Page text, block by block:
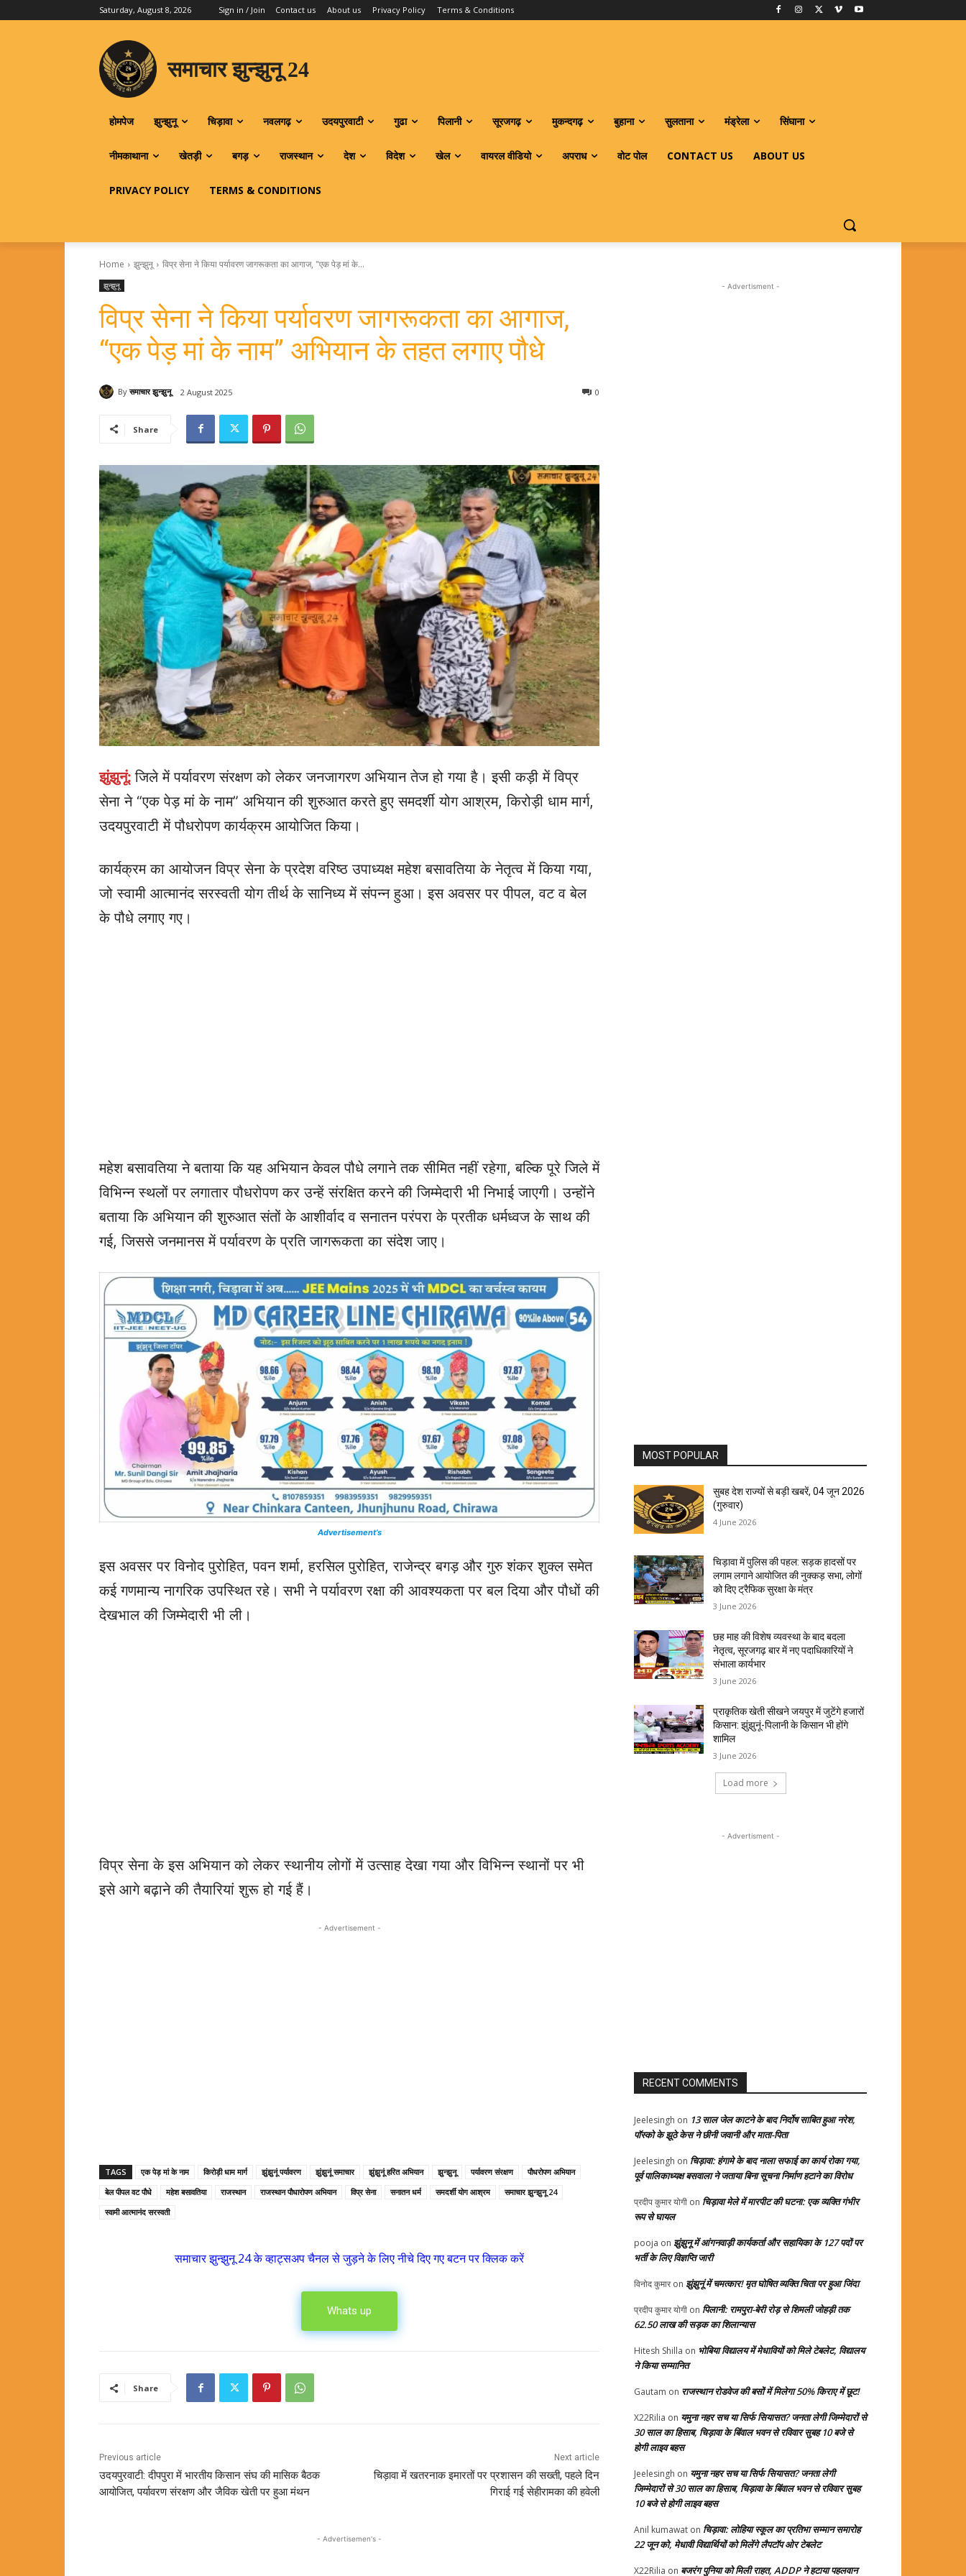
Saturday, August 8, 2026 Sign in / Join Contact us About us Privacy Policy Terms & Conditions
समाचार झुन्झुनू 24
होमपेज झुन्झुनू चिड़ावा नवलगढ़ उदयपुरवाटी गुढा पिलानी सूरजगढ़ मुकन्दगढ़ बुहाना सुलताना मंड्रेला सिंघाना
नीमकाथाना खेतड़ी बगड़ राजस्थान देश विदेश खेल वायरल वीडियो अपराध वोट पोल CONTACT US ABOUT US
PRIVACY POLICY TERMS & CONDITIONS
Home झुन्झुनू विप्र सेना ने किया पर्यावरण जागरूकता का आगाज, "एक पेड़ मां के...
झुन्झुनू
विप्र सेना ने किया पर्यावरण जागरूकता का आगाज,
“एक पेड़ मां के नाम” अभियान के तहत लगाए पौधे
By समाचार झुन्झुनू 2 August 2025 0
Share
झुंझुनूं:जिले में पर्यावरण संरक्षण को लेकर जनजागरण अभियान तेज हो गया है। इसी कड़ी में विप्र
सेना ने “एक पेड़ मां के नाम” अभियान की शुरुआत करते हुए समदर्शी योग आश्रम, किरोड़ी धाम मार्ग,
उदयपुरवाटी में पौधरोपण कार्यक्रम आयोजित किया।
कार्यक्रम का आयोजन विप्र सेना के प्रदेश वरिष्ठ उपाध्यक्ष महेश बसावतिया के नेतृत्व में किया गया,
जो स्वामी आत्मानंद सरस्वती योग तीर्थ के सानिध्य में संपन्न हुआ। इस अवसर पर पीपल, वट व बेल
के पौधे लगाए गए।
महेश बसावतिया ने बताया कि यह अभियान केवल पौधे लगाने तक सीमित नहीं रहेगा, बल्कि पूरे जिले में
विभिन्न स्थलों पर लगातार पौधरोपण कर उन्हें संरक्षित करने की जिम्मेदारी भी निभाई जाएगी। उन्होंने
बताया कि अभियान की शुरुआत संतों के आशीर्वाद व सनातन परंपरा के प्रतीक धर्मध्वज के साथ की
गई, जिससे जनमानस में पर्यावरण के प्रति जागरूकता का संदेश जाए।
Advertisement’s
इस अवसर पर विनोद पुरोहित, पवन शर्मा, हरसिल पुरोहित, राजेन्द्र बगड़ और गुरु शंकर शुक्ल समेत
कई गणमान्य नागरिक उपस्थित रहे। सभी ने पर्यावरण रक्षा की आवश्यकता पर बल दिया और पौधों की
देखभाल की जिम्मेदारी भी ली।
विप्र सेना के इस अभियान को लेकर स्थानीय लोगों में उत्साह देखा गया और विभिन्न स्थानों पर भी
इसे आगे बढ़ाने की तैयारियां शुरू हो गई हैं।
- Advertisement -
TAGS एक पेड़ मां के नाम किरोड़ी धाम मार्ग झुंझुनूं पर्यावरण झुंझुनूं समाचार झुंझुनूं हरित अभियान झुन्झुनू पर्यावरण संरक्षण
पौधरोपण अभियान
बेल पीपल वट पौधे
महेश बसावतिया राजस्थान राजस्थान पौधारोपण अभियान विप्र सेना सनातन धर्म समदर्शी योग आश्रम
समाचार झुन्झुनू 24
स्वामी आत्मानंद सरस्वती
समाचार झुन्झुनू 24 के व्हाट्सअप चैनल से जुड़ने के लिए नीचे दिए गए बटन पर क्लिक करें
Whats up
Share
Previous article
उदयपुरवाटी: दीपपुरा में भारतीय किसान संघ की मासिक बैठक
आयोजित, पर्यावरण संरक्षण और जैविक खेती पर हुआ मंथन
Next article
चिड़ावा में खतरनाक इमारतों पर प्रशासन की सख्ती, पहले दिन
गिराई गई सेहीरामका की हवेली
- Advertisemen's -
- Advertisment -
MOST POPULAR
सुबह देश राज्यों से बड़ी खबरें, 04 जून 2026
(गुरुवार)
4 June 2026
चिड़ावा में पुलिस की पहल: सड़क हादसों पर
लगाम लगाने आयोजित की नुक्कड़ सभा, लोगों
को दिए ट्रैफिक सुरक्षा के मंत्र
3 June 2026
छह माह की विशेष व्यवस्था के बाद बदला
नेतृत्व, सूरजगढ़ बार में नए पदाधिकारियों ने
संभाला कार्यभार
3 June 2026
प्राकृतिक खेती सीखने जयपुर में जुटेंगे हजारों
किसान: झुंझुनूं-पिलानी के किसान भी होंगे
शामिल
3 June 2026
Load more
- Advertisment -
RECENT COMMENTS
Jeelesingh on 13 साल जेल काटने के बाद निर्दोष साबित हुआ नरेश,
पॉस्को के झूठे केस ने छीनी जवानी और माता-पिता
Jeelesingh on चिड़ावा: हंगामे के बाद नाला सफाई का कार्य रोका गया,
पूर्व पालिकाध्यक्ष बसवाला ने जताया बिना सूचना निर्माण हटाने का विरोध
प्रदीप कुमार योगी on चिड़ावा मेले में मारपीट की घटना: एक व्यक्ति गंभीर
रूप से घायल
pooja on झुंझुनू में आंगनवाड़ी कार्यकर्ता और सहायिका के 127 पदों पर
भर्ती के लिए विज्ञप्ति जारी
विनोद कुमारon झुंझुनूं में चमत्कार! मृत घोषित व्यक्ति चिता पर हुआ जिंदा
प्रदीप कुमार योगी on पिलानी: रामपुरा-बेरी रोड़ से शिमली जोहड़ी तक
62.50 लाख की सड़क का शिलान्यास
Hitesh Shilla on भोबिया विद्यालय में मेधावियों को मिले टेबलेट, विद्यालय
ने किया सम्मानित
Gautam on राजस्थान रोडवेज की बसों में मिलेगा 50% किराए में छूट!
X22Rilia on यमुना नहर सच या सिर्फ सियासत? जनता लेगी जिम्मेदारों से
30 साल का हिसाब, चिड़ावा के बिंवाल भवन से रविवार सुबह 10 बजे से
होगी लाइव बहस
Jeelesingh on यमुना नहर सच या सिर्फ सियासत? जनता लेगी
जिम्मेदारों से 30 साल का हिसाब, चिड़ावा के बिंवाल भवन से रविवार सुबह
10 बजे से होगी लाइव बहस
Anil kumawat on चिड़ावा: लोहिया स्कूल का प्रतिभा सम्मान समारोह
22 जून को, मेधावी विद्यार्थियों को मिलेंगे लैपटॉप ओर टेबलेट
X22Rilia on बजरंग पुनिया को मिली राहत, ADDP ने हटाया पहलवान